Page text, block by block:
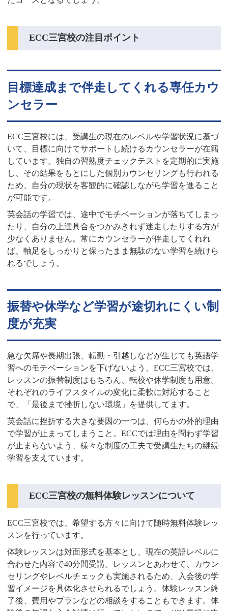
ECC三宮校の注目ポイント
目標達成まで伴走してくれる専任カウ
ンセラー
ECC三宮校には、受講生の現在のレベルや学習状況に基づ
いて、目標に向けてサポートし続けるカウンセラーが在籍
しています。独自の習熟度チェックテストを定期的に実施
し、その結果をもとにした個別カウンセリングも行われる
ため、自分の現状を客観的に確認しながら学習を進ること
が可能です。
英会話の学習では、途中でモチベーションが落ちてしまっ
たり、自分の上達具合をつかみきれず迷走したりする方が
少なくありません。常にカウンセラーが伴走してくれれ
ば、軸足をしっかりと保ったまま無駄のない学習を続けら
れるでしょう。
振替や休学など学習が途切れにくい制
度が充実
急な欠席や長期出張、転勤・引越しなどが生じても英語学
習へのモチベーションを下げないよう、ECC三宮校では、
レッスンの振替制度はもちろん、転校や休学制度も用意。
それぞれのライフスタイルの変化に柔軟に対応すること
で、「最後まで挫折しない環境」を提供してます。
英会話に挫折する大きな要因の一つは、何らかの外的理由
で学習が止まってしまうこと。ECCでは理由を問わず学習
が止まらないよう、様々な制度の工夫で受講生たちの継続
学習を支えています。
ECC三宮校の無料体験レッスンについて
ECC三宮校では、希望する方々に向けて随時無料体験レッ
スンを行っています。
体験レッスンは対面形式を基本とし、現在の英語レベルに
合わせた内容で40分間受講。レッスンとあわせて、カウン
セリングやレベルチェックも実施されるため、入会後の学
習イメージを具体化させられるでしょう。体験レッスン終
了後、費用やプランなどの相談をすることもできます。体